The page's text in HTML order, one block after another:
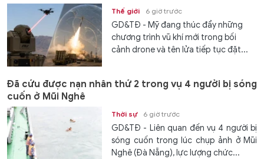
Thế giới 6 giờ trước
GD&TĐ - Mỹ đang thúc đẩy những
chương trình vũ khí mới trong bối
cảnh drone và tên lửa tiếp tục đặt...
Đã cứu được nạn nhân thứ 2 trong vụ 4 người bị sóng
cuốn ở Mũi Nghê
Thời sự 6 giờ trước
GD&TĐ - Liên quan đến vụ 4 người bị
sóng cuốn trong lúc chụp ảnh ở Mũi
Nghê (Đà Nẵng), lực lượng chức...